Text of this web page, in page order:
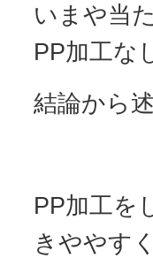
いまや当
PP加工な
結論から
PP加工を
きややす